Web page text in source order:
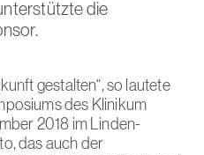
die
gestalten“, so lautete
des Klinikum
2018 im Linden-
das auch der